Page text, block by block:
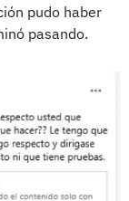
pudo haber
pasando.